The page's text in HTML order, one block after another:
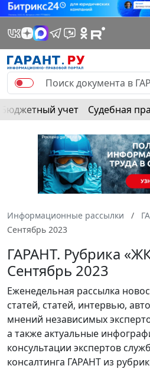
Бюджетный учет Судебная
Информационные рассылки
Сентябрь 2023
ГАРАНТ. Рубрика
Сентябрь 2023
Еженедельная рассылка
статей, статей, интервью,
мнений независимых
а также актуальные
консультации экспертов
консалтинга ГАРАНТ из